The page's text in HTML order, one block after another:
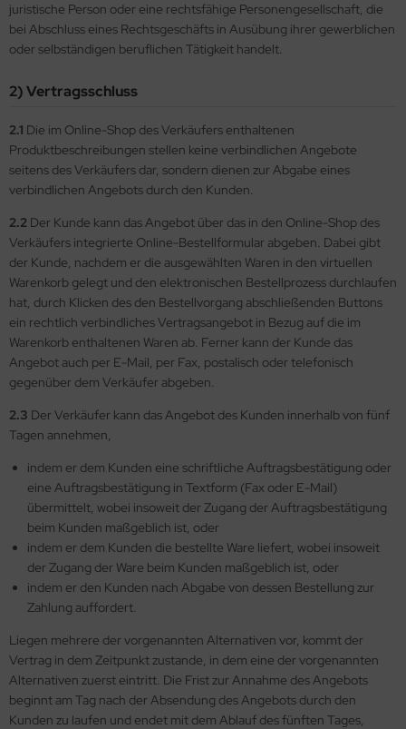
juristische Person oder eine rechtsfähige Personengesellschaft, die
bei Abschluss eines Rechtsgeschäfts in Ausübung ihrer gewerblichen
oder selbständigen beruflichen Tätigkeit handelt.
2) Vertragsschluss
2.1 Die im Online-Shop des Verkäufers enthaltenen
Produktbeschreibungen stellen keine verbindlichen Angebote
seitens des Verkäufers dar, sondern dienen zur Abgabe eines
verbindlichen Angebots durch den Kunden.
2.2 Der Kunde kann das Angebot über das in den Online-Shop des
Verkäufers integrierte Online-Bestellformular abgeben. Dabei gibt
der Kunde, nachdem er die ausgewählten Waren in den virtuellen
Warenkorb gelegt und den elektronischen Bestellprozess durchlaufen
hat, durch Klicken des den Bestellvorgang abschließenden Buttons
ein rechtlich verbindliches Vertragsangebot in Bezug auf die im
Warenkorb enthaltenen Waren ab. Ferner kann der Kunde das
Angebot auch per E-Mail, per Fax, postalisch oder telefonisch
gegenüber dem Verkäufer abgeben.
2.3 Der Verkäufer kann das Angebot des Kunden innerhalb von fünf
Tagen annehmen,
indem er dem Kunden eine schriftliche Auftragsbestätigung oder
eine Auftragsbestätigung in Textform (Fax oder E-Mail)
übermittelt, wobei insoweit der Zugang der Auftragsbestätigung
beim Kunden maßgeblich ist, oder
indem er dem Kunden die bestellte Ware liefert, wobei insoweit
der Zugang der Ware beim Kunden maßgeblich ist, oder
indem er den Kunden nach Abgabe von dessen Bestellung zur
Zahlung auffordert.
Liegen mehrere der vorgenannten Alternativen vor, kommt der
Vertrag in dem Zeitpunkt zustande, in dem eine der vorgenannten
Alternativen zuerst eintritt. Die Frist zur Annahme des Angebots
beginnt am Tag nach der Absendung des Angebots durch den
Kunden zu laufen und endet mit dem Ablauf des fünften Tages,